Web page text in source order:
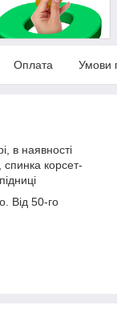
Оплата Умови
в наявності
спинка корсет-
Від 50-го